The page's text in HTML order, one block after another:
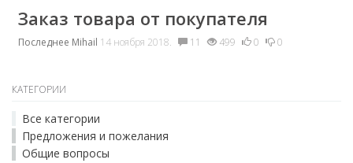
Заказ товара от покупателя
Последнее Mihail 14 ноября 2018. 11 499 0 0
КАТЕГОРИИ
Все категории
Предложения и пожелания
Общие вопросы